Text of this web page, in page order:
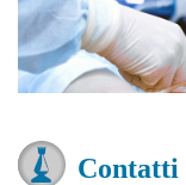
Contatti